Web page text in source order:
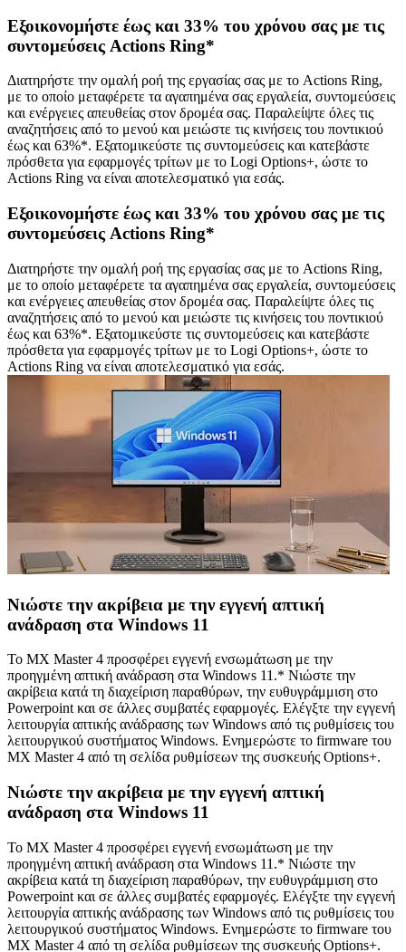
Εξοικονομήστε έως και 33% του χρόνου σας με τις
συντομεύσεις Actions Ring*
Διατηρήστε την ομαλή ροή της εργασίας σας με το Actions Ring,
με το οποίο μεταφέρετε τα αγαπημένα σας εργαλεία, συντομεύσεις
και ενέργειες απευθείας στον δρομέα σας. Παραλείψτε όλες τις
αναζητήσεις από το μενού και μειώστε τις κινήσεις του ποντικιού
έως και 63%*. Εξατομικεύστε τις συντομεύσεις και κατεβάστε
πρόσθετα για εφαρμογές τρίτων με το Logi Options+, ώστε το
Actions Ring να είναι αποτελεσματικό για εσάς.
Εξοικονομήστε έως και 33% του χρόνου σας με τις
συντομεύσεις Actions Ring*
Διατηρήστε την ομαλή ροή της εργασίας σας με το Actions Ring,
με το οποίο μεταφέρετε τα αγαπημένα σας εργαλεία, συντομεύσεις
και ενέργειες απευθείας στον δρομέα σας. Παραλείψτε όλες τις
αναζητήσεις από το μενού και μειώστε τις κινήσεις του ποντικιού
έως και 63%*. Εξατομικεύστε τις συντομεύσεις και κατεβάστε
πρόσθετα για εφαρμογές τρίτων με το Logi Options+, ώστε το
Actions Ring να είναι αποτελεσματικό για εσάς.
Νιώστε την ακρίβεια με την εγγενή απτική
ανάδραση στα Windows 11
Το MX Master 4 προσφέρει εγγενή ενσωμάτωση με την
προηγμένη απτική ανάδραση στα Windows 11.* Νιώστε την
ακρίβεια κατά τη διαχείριση παραθύρων, την ευθυγράμμιση στο
Powerpoint και σε άλλες συμβατές εφαρμογές. Ελέγξτε την εγγενή
λειτουργία απτικής ανάδρασης των Windows από τις ρυθμίσεις του
λειτουργικού συστήματος Windows. Ενημερώστε το firmware του
MX Master 4 από τη σελίδα ρυθμίσεων της συσκευής Options+.
Νιώστε την ακρίβεια με την εγγενή απτική
ανάδραση στα Windows 11
Το MX Master 4 προσφέρει εγγενή ενσωμάτωση με την
προηγμένη απτική ανάδραση στα Windows 11.* Νιώστε την
ακρίβεια κατά τη διαχείριση παραθύρων, την ευθυγράμμιση στο
Powerpoint και σε άλλες συμβατές εφαρμογές. Ελέγξτε την εγγενή
λειτουργία απτικής ανάδρασης των Windows από τις ρυθμίσεις του
λειτουργικού συστήματος Windows. Ενημερώστε το firmware του
MX Master 4 από τη σελίδα ρυθμίσεων της συσκευής Options+.